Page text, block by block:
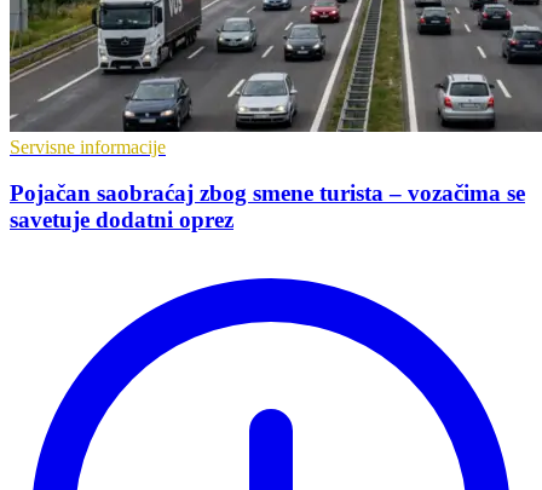
Servisne informacije
Pojačan saobraćaj zbog smene turista – vozačima se
savetuje dodatni oprez